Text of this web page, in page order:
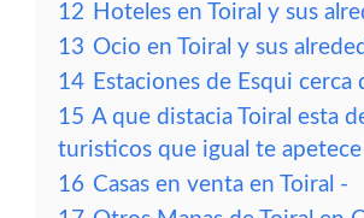
12 Hoteles en Toiral y sus
13 Ocio en Toiral y sus
14 Estaciones de Esqui cerca
15 A que distacia Toiral esta
turisticos que igual te
16 Casas en venta en Toiral -